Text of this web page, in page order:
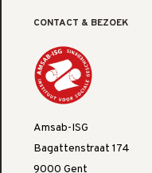
CONTACT & BEZOEK
Amsab-ISG
Bagattenstraat 174
9000 Gent